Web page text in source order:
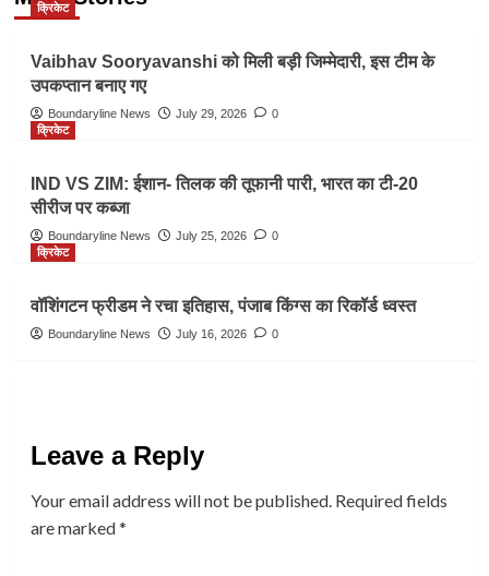
क्रिकेट
Vaibhav Sooryavanshi को मिली बड़ी जिम्मेदारी, इस टीम के
उपकप्तान बनाए गए
Boundaryline News July 29, 2026
0
क्रिकेट
IND VS ZIM: ईशान- तिलक की तूफानी पारी, भारत का टी-20
सीरीज पर कब्जा
Boundaryline News July 25, 2026
0
क्रिकेट
वॉशिंगटन फ्रीडम ने रचा इतिहास, पंजाब किंग्स का रिकॉर्ड ध्वस्त
Boundaryline News July 16, 2026 0
Leave a Reply
Your email address will not be published. Required fields
are marked*